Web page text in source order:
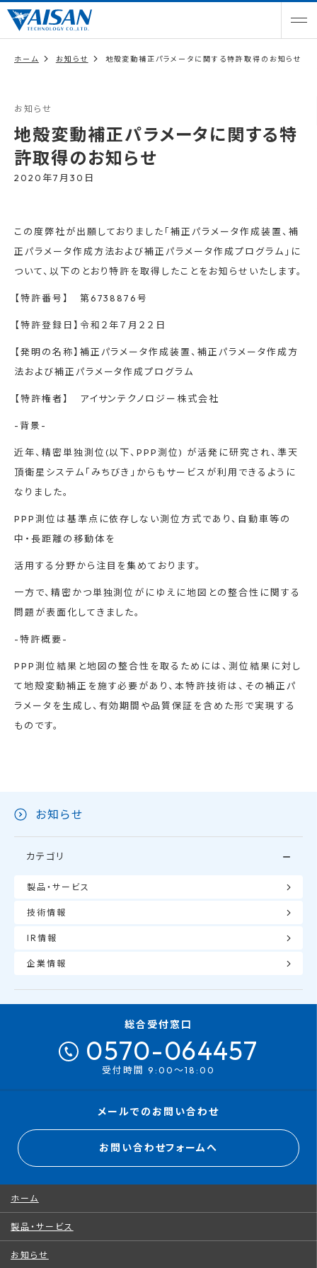
ホーム お知らせ 地殻変動補正パラメータに関する特許取得のお知らせ
お知らせ
地殻変動補正パラメータに関する特
許取得のお知らせ
2020年7月30日
この度弊社が出願しておりました「補正パラメータ作成装置、補
正パラメータ作成方法および補正パラメータ作成プログラム」に
ついて、以下のとおり特許を取得したことをお知らせいたします。
【特許番号】 第6738876号
【特許登録日】令和２年７月２２日
【発明の名称】補正パラメータ作成装置、補正パラメータ作成方
法および補正パラメータ作成プログラム
【特許権者】 アイサンテクノロジー株式会社
-背景-
近年、精密単独測位(以下、PPP測位) が活発に研究され、準天
頂衛星システム「みちびき」からもサービスが利用できるように
なりました。
PPP測位は基準点に依存しない測位方式であり、自動車等の
中・長距離の移動体を
活用する分野から注目を集めております。
一方で、精密かつ単独測位がにゆえに地図との整合性に関する
問題が表面化してきました。
-特許概要-
PPP測位結果と地図の整合性を取るためには、測位結果に対し
て地殻変動補正を施す必要があり、本特許技術は、その補正パ
ラメータを生成し、有効期間や品質保証を含めた形で実現する
ものです。
お知らせ
カテゴリ
製品・サービス
技術情報
IR情報
企業情報
総合受付窓口
0570-064457
受付時間 9:00～18:00
メールでのお問い合わせ
お問い合わせフォームへ
ホーム
製品・サービス
お知らせ